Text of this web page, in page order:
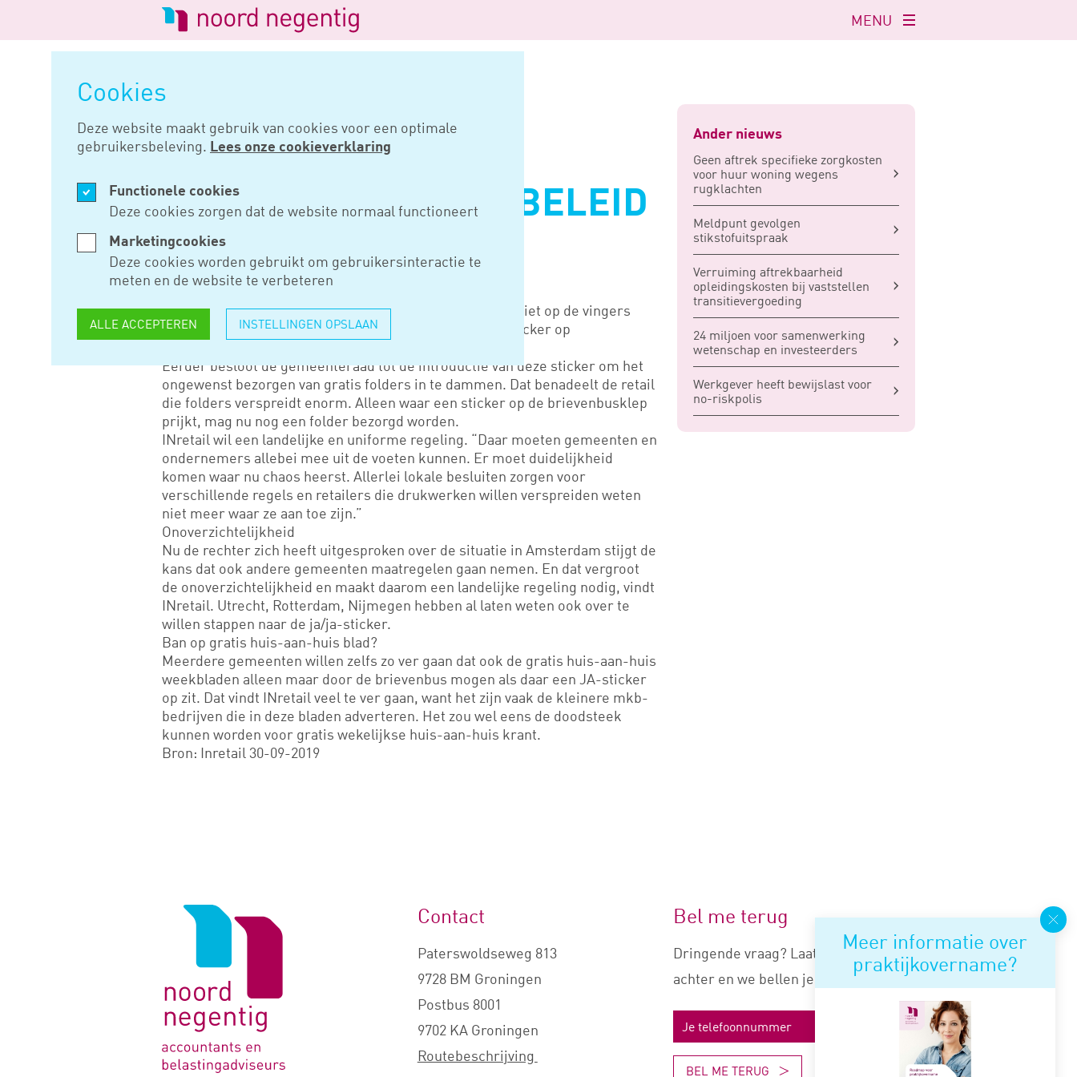
Cookies
Deze website maakt gebruik van cookies voor een optimale
gebruikersbeleving. Lees onze cookieverklaring
Functionele cookies
Deze cookies zorgen dat de website normaal functioneert
Marketingcookies
Deze cookies worden gebruikt om gebruikersinteractie te
meten en de website te verbeteren
ALLE ACCEPTEREN INSTELLINGEN OPSLAAN
Logo
van
Noord
Negentig
Navigatie
openen
MENU
OKT 07, 2019
LANDELIJK FOLDERBELEID
NODIG
Op 17 september oordeelde de rechter dat Amsterdam niet op de vingers
getikt hoeft te worden voor de introductie van de ja/ja sticker op
Eerder besloot de gemeenteraad tot de introductie van deze sticker om het
ongewenst bezorgen van gratis folders in te dammen. Dat benadeelt de retail
die folders verspreidt enorm. Alleen waar een sticker op de brievenbusklep
prijkt, mag nu nog een folder bezorgd worden.
INretail wil een landelijke en uniforme regeling. “Daar moeten gemeenten en
ondernemers allebei mee uit de voeten kunnen. Er moet duidelijkheid
komen waar nu chaos heerst. Allerlei lokale besluiten zorgen voor
verschillende regels en retailers die drukwerken willen verspreiden weten
niet meer waar ze aan toe zijn.”
Onoverzichtelijkheid
Nu de rechter zich heeft uitgesproken over de situatie in Amsterdam stijgt de
kans dat ook andere gemeenten maatregelen gaan nemen. En dat vergroot
de onoverzichtelijkheid en maakt daarom een landelijke regeling nodig, vindt
INretail. Utrecht, Rotterdam, Nijmegen hebben al laten weten ook over te
willen stappen naar de ja/ja-sticker.
Ban op gratis huis-aan-huis blad?
Meerdere gemeenten willen zelfs zo ver gaan dat ook de gratis huis-aan-huis
weekbladen alleen maar door de brievenbus mogen als daar een JA-sticker
op zit. Dat vindt INretail veel te ver gaan, want het zijn vaak de kleinere mkb-
bedrijven die in deze bladen adverteren. Het zou wel eens de doodsteek
kunnen worden voor gratis wekelijkse huis-aan-huis krant.
Bron: Inretail 30-09-2019
Ander nieuws
Geen aftrek specifieke zorgkosten
voor huur woning wegens
rugklachten
Meldpunt gevolgen
stikstofuitspraak
Verruiming aftrekbaarheid
opleidingskosten bij vaststellen
transitievergoeding
24 miljoen voor samenwerking
wetenschap en investeerders
Werkgever heeft bewijslast voor
no-riskpolis
Meer informatie over
praktijkovername?
Logo
Contact
Paterswoldseweg 813
9728 BM Groningen
Postbus 8001
9702 KA Groningen
Routebeschrijving
Bel me terug
Dringende vraag? Laat je nummer
achter en we bellen je snel terug.
BEL ME TERUG